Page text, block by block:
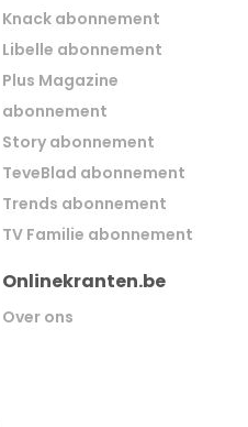
Knack abonnement
Libelle abonnement
Plus Magazine
abonnement
Story abonnement
TeveBlad abonnement
Trends abonnement
TV Familie abonnement
Onlinekranten.be
Over ons